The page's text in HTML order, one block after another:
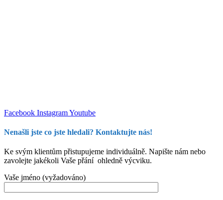
Facebook InstagramYoutube
Nenašli jste co jste hledali? Kontaktujte nás!
Ke svým klientům přistupujeme individuálně. Napište nám nebo
zavolejte jakékoli Vaše přání ohledně výcviku.
Vaše jméno (vyžadováno)